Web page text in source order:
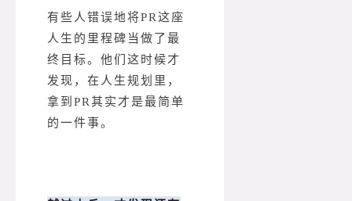
有些人错误地将PR这座
人生的里程碑当做了最
终目标。他们这时候才
发现，在人生规划里，
拿到PR其实才是最简单
的一件事。